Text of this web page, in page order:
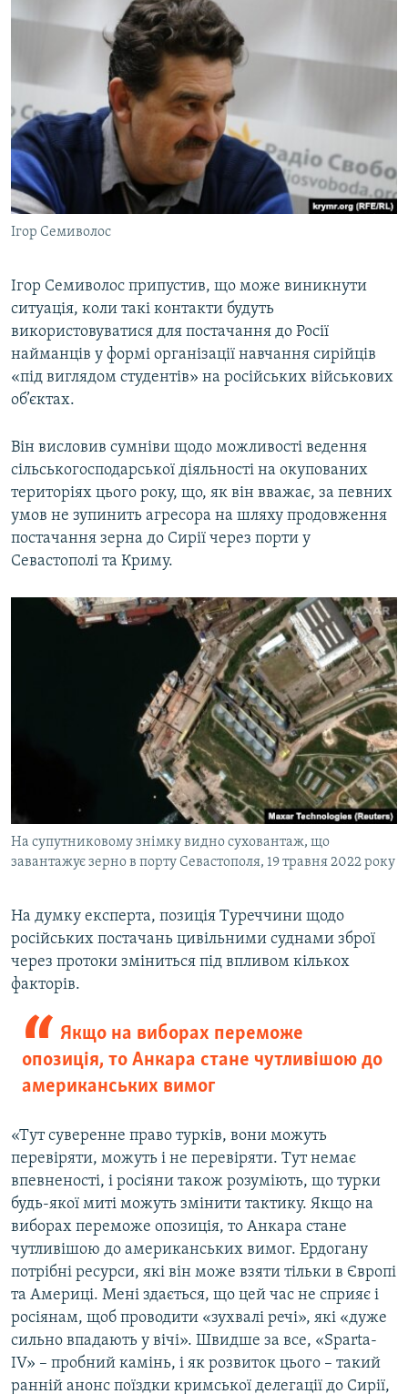
Ігор Семиволос
Ігор Семиволос припустив, що може виникнути
ситуація, коли такі контакти будуть
використовуватися для постачання до Росії
найманців у формі організації навчання сирійців
«під виглядом студентів» на російських військових
об’єктах.
Він висловив сумніви щодо можливості ведення
сільськогосподарської діяльності на окупованих
територіях цього року, що, як він вважає, за певних
умов не зупинить агресора на шляху продовження
постачання зерна до Сирії через порти у
Севастополі та Криму.
На супутниковому знімку видно суховантаж, що
завантажує зерно в порту Севастополя, 19 травня 2022 року
На думку експерта, позиція Туреччини щодо
російських постачань цивільними суднами зброї
через протоки зміниться під впливом кількох
факторів.
Якщо на виборах переможе
опозиція, то Анкара стане чутливішою до
американських вимог
«Тут суверенне право турків, вони можуть
перевіряти, можуть і не перевіряти. Тут немає
впевненості, і росіяни також розуміють, що турки
будь-якої миті можуть змінити тактику. Якщо на
виборах переможе опозиція, то Анкара стане
чутливішою до американських вимог. Ердогану
потрібні ресурси, які він може взяти тільки в Європі
та Америці. Мені здається, що цей час не сприяє і
росіянам, щоб проводити «зухвалі речі», які «дуже
сильно впадають у вічі». Швидше за все, «Sparta-
IV» – пробний камінь, і як розвиток цього – такий
ранній анонс поїздки кримської делегації до Сирії,